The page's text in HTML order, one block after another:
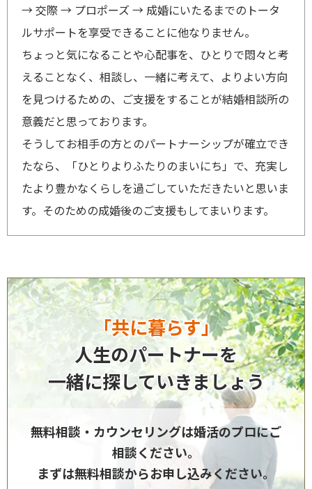
→ 交際 → プロポーズ → 成婚にいたるまでのトータ
ルサポートを享受できることに他なりません。
ちょっと気になることや心配事を、ひとりで悶々と考
えることなく、相談し、一緒に考えて、よりよい方向
を見つけるための、ご支援をすることが結婚相談所の
意義だと思っております。
そうしてお相手の方とのパートナーシップが確立でき
たなら、「ひとりよりふたりのまいにち」で、充実し
たより豊かなくらしを過ごしていただきたいと思いま
す。そのための成婚後のご支援もしてまいります。
「共に暮らす」
人生のパートナーを
一緒に探していきましょう
無料相談・カウンセリングは婚活のプロにご
相談ください。
まずは無料相談からお申し込みください。